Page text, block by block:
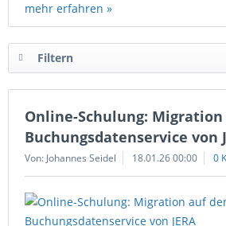
mehr erfahren »
Filtern
Online-Schulung: Migration
Buchungsdatenservice von
Von: Johannes Seidel 18.01.26 00:00 0